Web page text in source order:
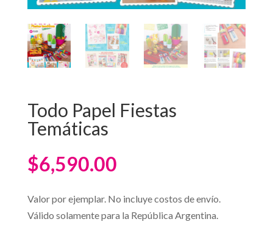
Todo Papel Fiestas
Temáticas
$6,590.00
Valor por ejemplar. No incluye costos de envío.
Válido solamente para la República Argentina.